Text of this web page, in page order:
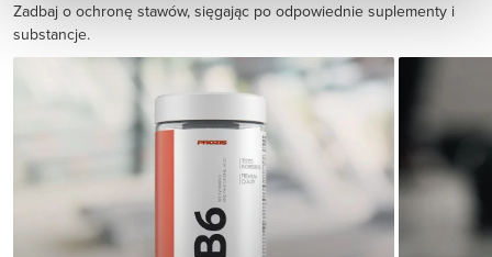
Zadbaj o ochronę stawów, sięgając po odpowiednie suplementy i
substancje.